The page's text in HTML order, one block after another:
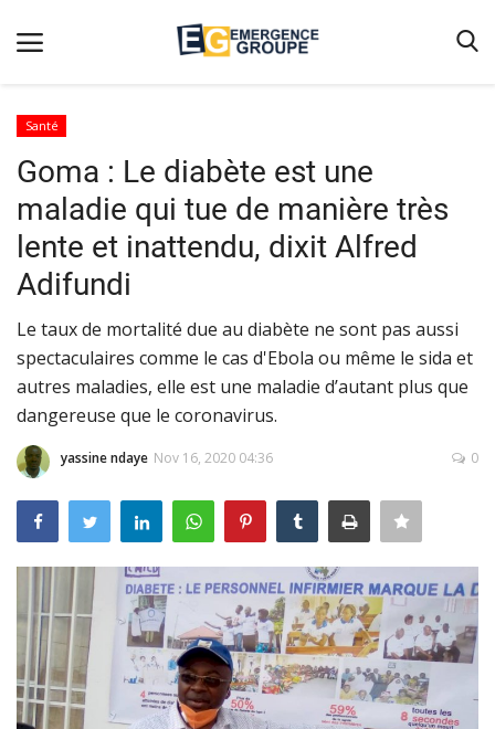
Accueil
Contact
Emergence
Galerie
Terms & Conditions
Magazine
Nos Videos
Connexion
Register
Français
Santé
Goma : Le diabète est une
maladie qui tue de manière très
lente et inattendu, dixit Alfred
Adifundi
​​​​​​​Le taux de mortalité due au diabète ne sont pas aussi
spectaculaires comme le cas d'Ebola ou même le sida et
autres maladies, elle est une maladie d’autant plus que
dangereuse que le coronavirus.
yassine ndaye Nov 16, 2020 04:36 0